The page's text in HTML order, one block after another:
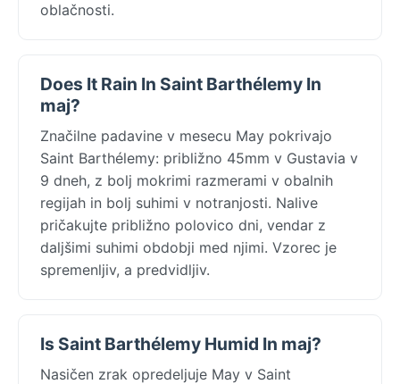
oblačnosti.
Does It Rain In Saint Barthélemy In
maj?
Značilne padavine v mesecu May pokrivajo
Saint Barthélemy: približno 45mm v Gustavia v
9 dneh, z bolj mokrimi razmerami v obalnih
regijah in bolj suhimi v notranjosti. Nalive
pričakujte približno polovico dni, vendar z
daljšimi suhimi obdobji med njimi. Vzorec je
spremenljiv, a predvidljiv.
Is Saint Barthélemy Humid In maj?
Nasičen zrak opredeljuje May v Saint